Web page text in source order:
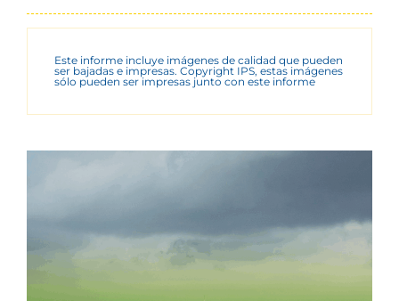
Este informe incluye imágenes de calidad que pueden
ser bajadas e impresas. Copyright IPS, estas imágenes
sólo pueden ser impresas junto con este informe